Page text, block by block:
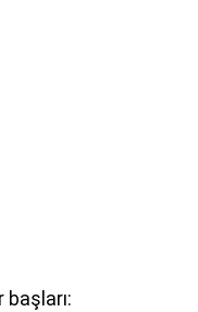
başları: